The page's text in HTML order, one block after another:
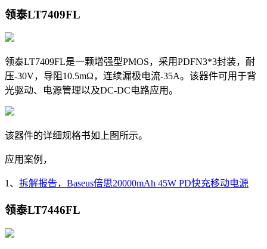
领泰LT7409FL
领泰LT7409FL是一颗增强型PMOS，采用PDFN3*3封装，耐
压-30V，导阻10.5mΩ，连续漏极电流-35A。该器件可用于背
光驱动、电源管理以及DC-DC电路应用。
该器件的详细规格书如上图所示。
应用案例，
1、 拆解报告，Baseus倍思20000mAh 45W PD快充移动电源
领泰LT7446FL